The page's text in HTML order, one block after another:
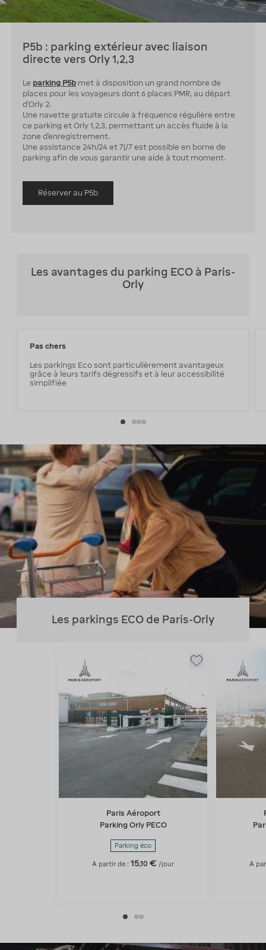
P5b : parking extérieur avec liaison
directe vers Orly 1,2,3
Le parking P5bmet à disposition un grand nombre de
places pour les voyageurs dont 6 places PMR, au départ
d’Orly 2.
Une navette gratuite circule à fréquence régulière entre
ce parking et Orly 1,2,3, permettant un accès fluide à la
zone d’enregistrement.
Une assistance 24h/24 et 7j/7 est possible en borne de
parking afin de vous garantir une aide à tout moment.
Réserver au P5b
Les avantages du parking ECO à Paris-
Orly
Pas chers
Les parkings Eco sont particulièrement avantageux
grâce à leurs tarifs dégressifs et à leur accessibilité
simplifiée
Les parkings ECO de Paris-Orly
Paris Aéroport
Parking Orly PECO
Parking éco
A partir de :15,10 € /jour A